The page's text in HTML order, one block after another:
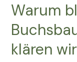
es
schwer
einen
Bonsai
Warum
klären